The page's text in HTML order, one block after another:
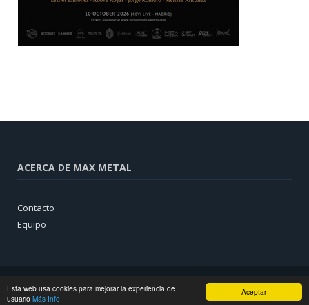
Aceptar
Esta web usa cookies para mejorar la experiencia de
usuario Más Info
ACERCA DE MAX METAL
Contacto
Equipo